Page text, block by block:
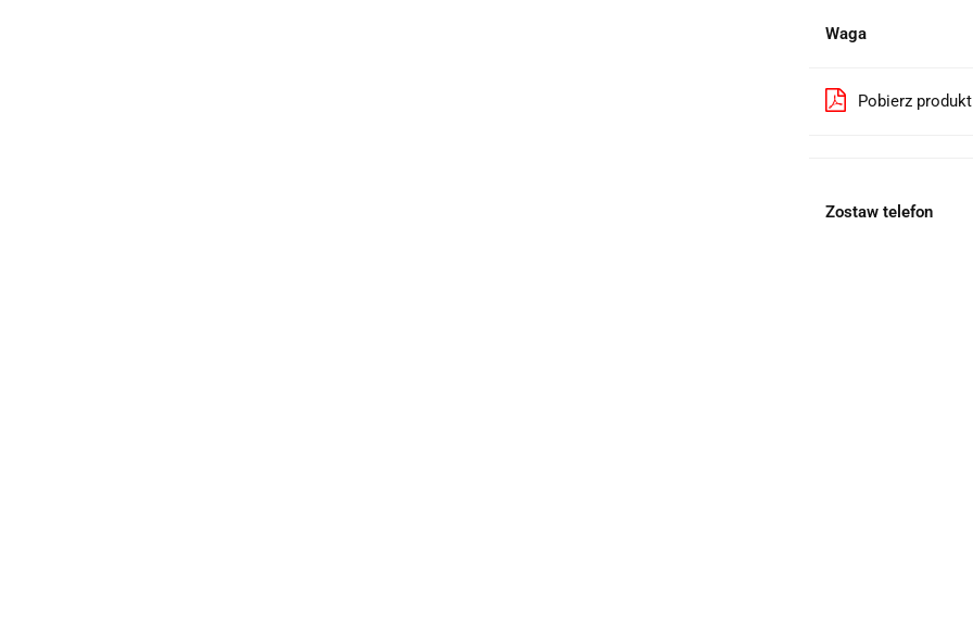
Waga
Pobierz
Zostaw telefon